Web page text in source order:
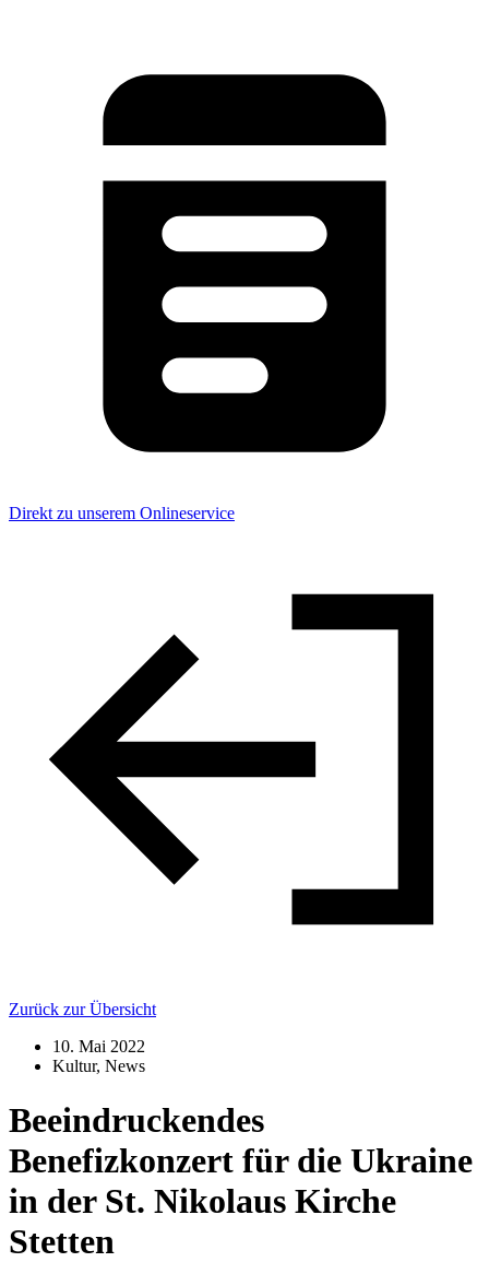
Direkt zu unserem Onlineservice
Zurück zur Übersicht
10. Mai 2022
Kultur, News
Beeindruckendes
Benefizkonzert für die Ukraine
in der St. Nikolaus Kirche
Stetten